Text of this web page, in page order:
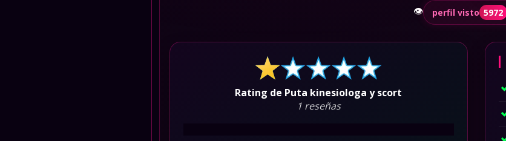
Rating de Puta kinesiologa y scort
1 reseñas
👁️ perfil visto 5972